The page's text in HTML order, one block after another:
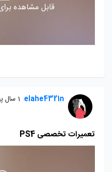
قابل مشاهده
elahe4321n 1 سال پیش
تعمیرات تخصصی PS4